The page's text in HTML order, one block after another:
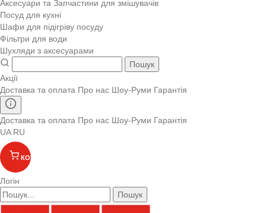
Аксесуари та Запчастини для змішувачів
Посуд для кухні
Шафи для підігріву посуду
Фільтри для води
Шухляди з аксесуарами
Пошук
Акції
Доставка та оплата Про нас Шоу-Руми Гарантія
Доставка та оплата Про нас Шоу-Руми Гарантія
UA RU
КОШИК
Логін
Пошук